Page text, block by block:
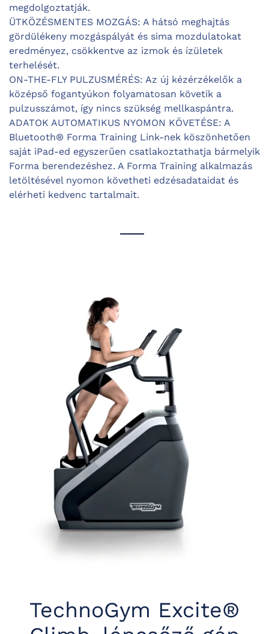
megdolgoztatják.
ÜTKÖZÉSMENTES MOZGÁS: A hátsó meghajtás
gördülékeny mozgáspályát és sima mozdulatokat
eredményez, csökkentve az izmok és ízületek
terhelését.
ON-THE-FLY PULZUSMÉRÉS: Az új kézérzékelők a
középső fogantyúkon folyamatosan követik a
pulzusszámot, így nincs szükség mellkaspántra.
ADATOK AUTOMATIKUS NYOMON KÖVETÉSE: A
Bluetooth® Forma Training Link-nek köszönhetően
saját iPad-ed egyszerűen csatlakoztathatja bármelyik
Forma berendezéshez. A Forma Training alkalmazás
letöltésével nyomon követheti edzésadataidat és
elérheti kedvenc tartalmait.
TechnoGym Excite®